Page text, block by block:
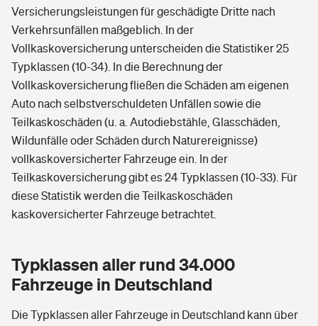
Versicherungsleistungen für geschädigte Dritte nach
Verkehrsunfällen maßgeblich. In der
Vollkaskoversicherung unterscheiden die Statistiker 25
Typklassen (10-34). In die Berechnung der
Vollkaskoversicherung fließen die Schäden am eigenen
Auto nach selbstverschuldeten Unfällen sowie die
Teilkaskoschäden (u. a. Autodiebstähle, Glasschäden,
Wildunfälle oder Schäden durch Naturereignisse)
vollkaskoversicherter Fahrzeuge ein. In der
Teilkaskoversicherung gibt es 24 Typklassen (10-33). Für
diese Statistik werden die Teilkaskoschäden
kaskoversicherter Fahrzeuge betrachtet.
Typklassen aller rund 34.000
Fahrzeuge in Deutschland
Die Typklassen aller Fahrzeuge in Deutschland kann über